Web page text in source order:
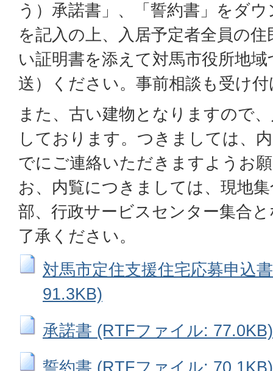
う）承諾書」、「誓約書」をダ
を記入の上、入居予定者全員の
い証明書を添えて対馬市役所地
送）ください。事前相談も受け
また、古い建物となりますので
しております。つきましては、
でにご連絡いただきますようお
お、内覧につきましては、現地
部、行政サービスセンター集合
了承ください。
対馬市定住支援住宅応募申込
91.3KB)
承諾書 (RTFファイル: 77.0KB)
誓約書 (RTFファイル: 70.1KB)